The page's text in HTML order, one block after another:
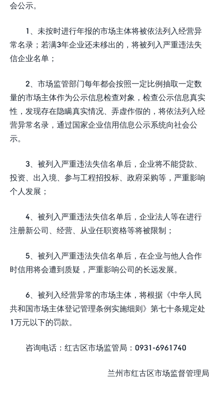
会公示。
1、未按时进行年报的市场主体将被依法列入经营异
常名录；若满3年企业还未移出的，将被列入严重违法失
信企业名单；
2、市场监管部门每年都会按照一定比例抽取一定数
量的市场主体作为公示信息检查对象，检查公示信息真实
性，发现存在隐瞒真实情况、弄虚作假的，将依法列入经
营异常名录，通过国家企业信用信息公示系统向社会公
示。
3、被列入严重违法失信名单后，企业将不能贷款、
投资、出入境、参与工程招投标、政府采购等，严重影响
个人发展；
4、被列入严重违法失信名单后，企业法人等在进行
注册新公司、经营、从业任职资格等将被限制；
5、被列入严重违法失信名单后，在企业与他人合作
时信用将会遭到质疑，严重影响公司的长远发展。
6、被列入经营异常的市场主体，将根据《中华人民
共和国市场主体登记管理条例实施细则》第七十条规定处
1万元以下的罚款。
咨询电话：红古区市场监管局：0931-6961740
兰州市红古区市场监督管理局